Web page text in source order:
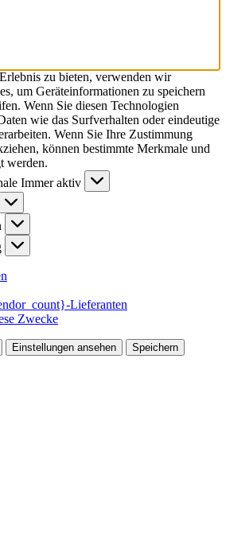
zu bieten, verwenden wir
um Geräteinformationen zu speichern
Wenn Sie diesen Technologien
wie das Surfverhalten oder eindeutige
Wenn Sie Ihre Zustimmung
können bestimmte Merkmale und
werden.
Immer aktiv
Lieferanten
Zwecke
Einstellungen ansehen Speichern